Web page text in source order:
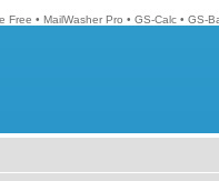
Free • MailWasher Pro • GS-Calc • GS-